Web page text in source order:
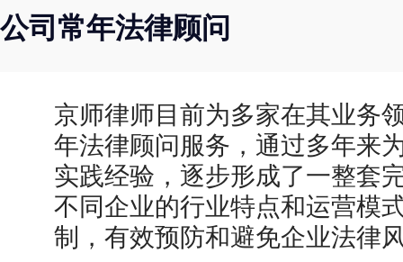
公司常年法律顾问
京师律师目前为多家在其业务
年法律顾问服务，通过多年来
实践经验，逐步形成了一整套
不同企业的行业特点和运营模
制，有效预防和避免企业法律